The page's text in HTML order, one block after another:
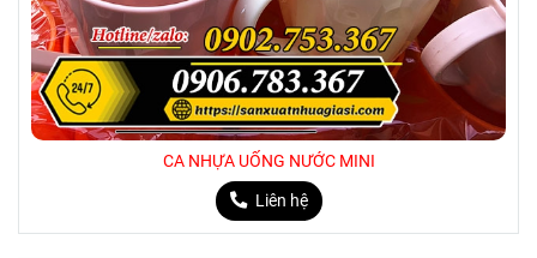
CA NHỰA UỐNG NƯỚC MINI
Liên hệ